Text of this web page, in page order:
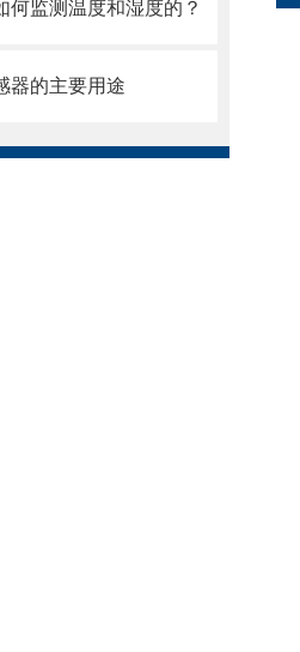
何监测温度和湿度的？
器的主要用途